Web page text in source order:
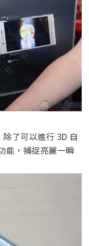
了可以進行 3D 自
能，捕捉亮麗一瞬